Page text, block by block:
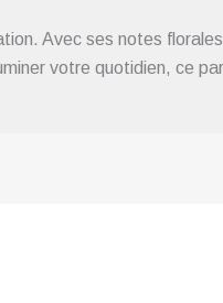
Avec ses notes
votre quotidien, ce